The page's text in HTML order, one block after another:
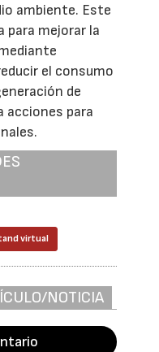
ambiente. Este
mejorar la
el consumo
de
acciones para
virtual
NOTICIA